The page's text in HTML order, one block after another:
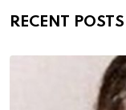
RECENT POSTS